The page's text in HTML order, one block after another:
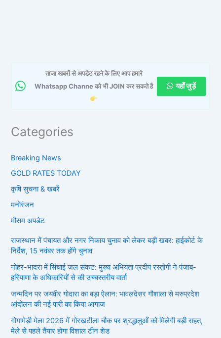
ताजा खबरों से अपडेट रहने के लिए आप हमारे
Whatsapp Channe को भी JOIN कर सकते है
यहाँ जुड़ें
Categories
Breaking News
GOLD RATES TODAY
कृषि सुचना & खबरें
मनोरंजन
मौसम अपडेट
राजस्थान में पंचायत और नगर निकाय चुनाव को लेकर बड़ी खबर: हाईकोर्ट के
निर्देश, 15 नवंबर तक होंगे चुनाव
नोहर-भादरा में सिंचाई जल संकट: मुख्य अभियंता प्रदीप रस्तोगी ने पंजाब-
हरियाणा के अधिकारियों से की उच्चस्तरीय वार्ता
जन्मदिन पर जयवीर गोदारा का बड़ा ऐलान: भावलदेसर गौशाला से मरुप्रदेश
आंदोलन की नई पारी का किया आगाज
गोगामेड़ी मेला 2026 में गोरखटीला चौक पर श्रद्धालुओं को मिलेगी बड़ी राहत,
मेले से पहले तैयार होगा विशाल टीन शेड